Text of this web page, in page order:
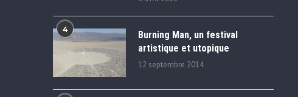
4
Burning Man, un festival
artistique et utopique
12 septembre 2014